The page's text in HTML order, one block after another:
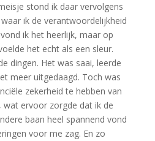
stond ik daar vervolgens
ik de verantwoordelijkheid
ik het heerlijk, maar op
het echt als een sleur.
dingen. Het was saai, leerde
meer uitgedaagd. Toch was
zekerheid te hebben van
wat ervoor zorgde dat ik de
baan heel spannend vond
voor me zag. En zo